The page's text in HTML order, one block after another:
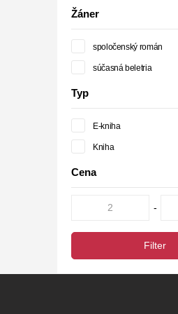
Žáner
spoločenský román
súčasná beletria
Typ
E-kniha
Kniha
Cena
-
Filter